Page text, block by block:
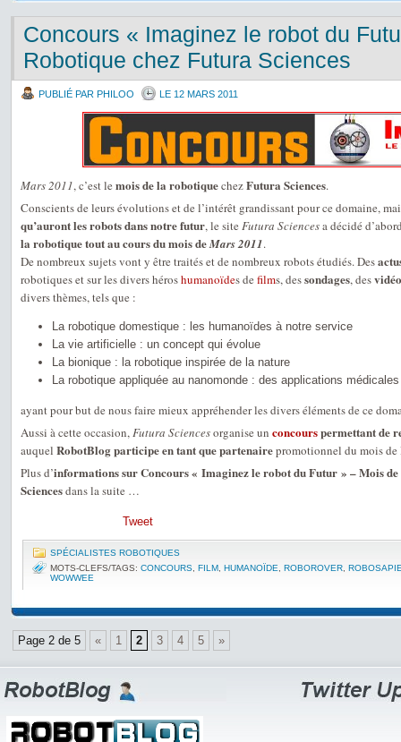
Concours « Imaginez le robot du
Robotique chez Futura Sciences
PUBLIÉ PAR PHILOO LE 12 MARS 2011
Mars 2011, c’est le mois de la robotiquechezFutura Sciences.
Conscients de leurs évolutions et de l’intérêt grandissant pour ce domaine,
qu’auront les robots dans notre futur, le site Futura Sciencesa décidé
la robotique tout au cours du mois deMars 2011.
De nombreux sujets vont y être traités et de nombreux robots étudiés. Des
robotiques et sur les divers héroshumanoïdes de films, dessondages, des
divers thèmes, tels que :
La robotique domestique : les humanoïdes à notre service
La vie artificielle : un concept qui évolue
La bionique : la robotique inspirée de la nature
La robotique appliquée au nanomonde : des applications médicales
ayant pour but de nous faire mieux appréhender les divers éléments de ce
Aussi à cette occasion,Futura Sciencesorganise un concourspermettant de
auquel RobotBlog participe en tant que partenairepromotionnel du mois
Plus d’informations sur Concours « Imaginez le robot du Futur » – Mois
Sciencesdans la suite …
Tweet
SPÉCIALISTES ROBOTIQUES
MOTS-CLEFS/TAGS: CONCOURS FILM HUMANOÏDE ROBOROVER
WOWWEE
Page 2 de 5 « 1 2 3 4 5 »